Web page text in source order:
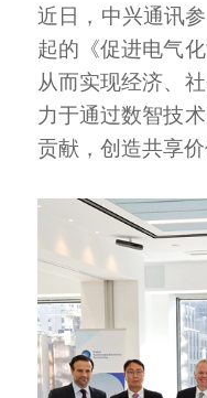
近日，中兴通讯
起的《促进电气
从而实现经济、
力于通过数智技
贡献，创造共享价